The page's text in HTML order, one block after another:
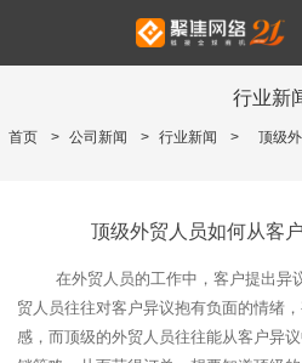
行业新
首页 > 公司新闻 > 行业新闻 > 顶级
顶级外贸人员如何从客
在外贸人员的工作中，客户提出异
贸人员往往对客户异议抱有负面的情绪
感，而顶级的外贸人员往往能从客户异